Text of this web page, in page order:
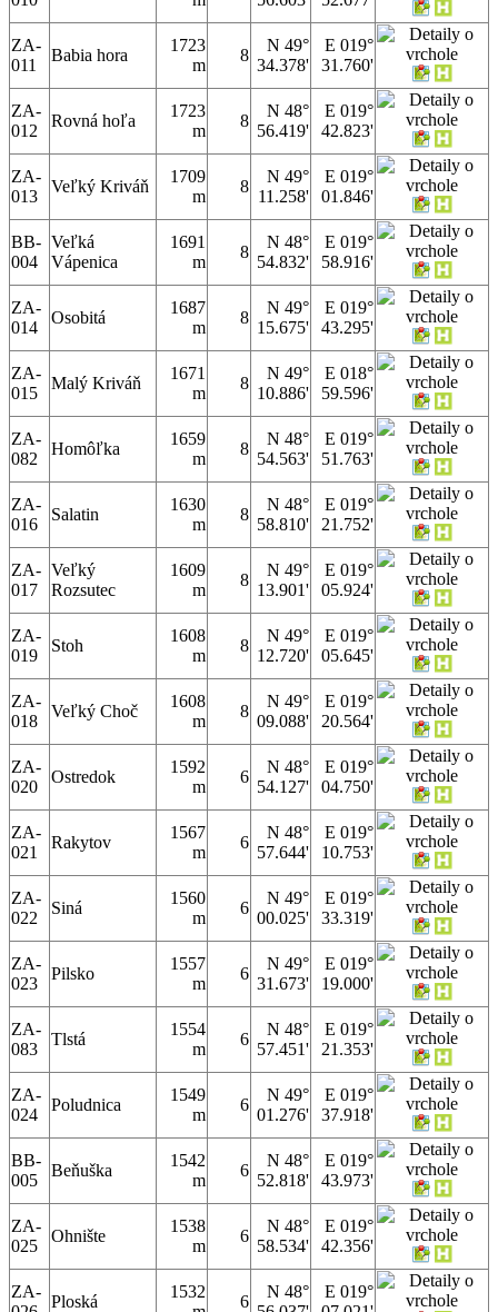
ZA-
011
Babia hora
1723
m
8
N 49°
34.378'
E 019°
31.760'
ZA-
012
Rovná hoľa
1723
m
8
N 48°
56.419'
E 019°
42.823'
ZA-
013
Veľký Kriváň
1709
m
8
N 49°
11.258'
E 019°
01.846'
BB-
004
Veľká
Vápenica
1691
m
8
N 48°
54.832'
E 019°
58.916'
ZA-
014
Osobitá
1687
m
8
N 49°
15.675'
E 019°
43.295'
ZA-
015
Malý Kriváň
1671
m
8
N 49°
10.886'
E 018°
59.596'
ZA-
082
Homôľka
1659
m
8
N 48°
54.563'
E 019°
51.763'
ZA-
016
Salatin
1630
m
8
N 48°
58.810'
E 019°
21.752'
ZA-
017
Veľký
Rozsutec
1609
m
8
N 49°
13.901'
E 019°
05.924'
ZA-
019
Stoh
1608
m
8
N 49°
12.720'
E 019°
05.645'
ZA-
018
Veľký Choč
1608
m
8
N 49°
09.088'
E 019°
20.564'
ZA-
020
Ostredok
1592
m
6
N 48°
54.127'
E 019°
04.750'
ZA-
021
Rakytov
1567
m
6
N 48°
57.644'
E 019°
10.753'
ZA-
022
Siná
1560
m
6
N 49°
00.025'
E 019°
33.319'
ZA-
023
Pilsko
1557
m
6
N 49°
31.673'
E 019°
19.000'
ZA-
083
Tlstá
1554
m
6
N 48°
57.451'
E 019°
21.353'
ZA-
024
Poludnica
1549
m
6
N 49°
01.276'
E 019°
37.918'
BB-
005
Beňuška
1542
m
6
N 48°
52.818'
E 019°
43.973'
ZA-
025
Ohnište
1538
m
6
N 48°
58.534'
E 019°
42.356'
ZA-
Ploská
1532
6
N 48°
E 019°